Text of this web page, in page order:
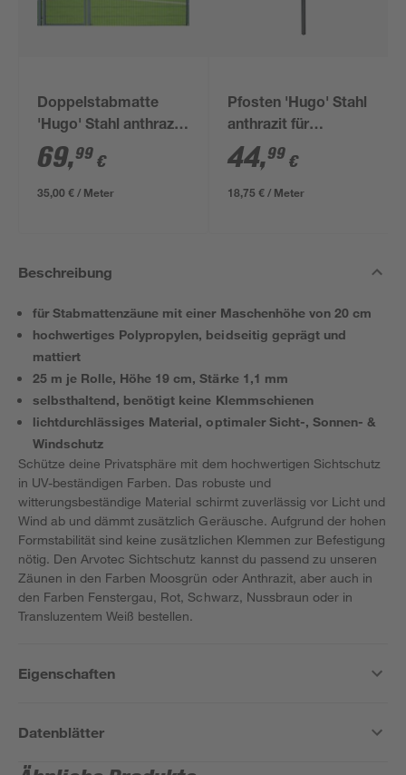
Doppelstabmatte
'Hugo' Stahl anthrazit
200 x 180 cm
69,99 €
35,00 € / Meter
Pfosten 'Hugo' Stahl
anthrazit für
Doppelstabmatten 4
x 4 x 240 cm
44,99 €
18,75 € / Meter
Beschreibung
für Stabmattenzäune mit einer Maschenhöhe von 20 cm
hochwertiges Polypropylen, beidseitig geprägt und
mattiert
25 m je Rolle, Höhe 19 cm, Stärke 1,1 mm
selbsthaltend, benötigt keine Klemmschienen
lichtdurchlässiges Material, optimaler Sicht-, Sonnen- &
Windschutz
Schütze deine Privatsphäre mit dem hochwertigen Sichtschutz
in UV-beständigen Farben. Das robuste und
witterungsbeständige Material schirmt zuverlässig vor Licht und
Wind ab und dämmt zusätzlich Geräusche. Aufgrund der hohen
Formstabilität sind keine zusätzlichen Klemmen zur Befestigung
nötig. Den Arvotec Sichtschutz kannst du passend zu unseren
Zäunen in den Farben Moosgrün oder Anthrazit, aber auch in
den Farben Fenstergau, Rot, Schwarz, Nussbraun oder in
Transluzentem Weiß bestellen.
Eigenschaften
Datenblätter